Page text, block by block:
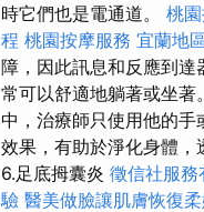
時它們也是電通道。 桃
程 桃園按摩服務 宜蘭地
障，因此訊息和反應到
常可以舒適地躺著或坐
中，治療師只使用他的
效果，有助於淨化身體，
6.足底拇囊炎 徵信社服務
驗 醫美做臉讓肌膚恢復